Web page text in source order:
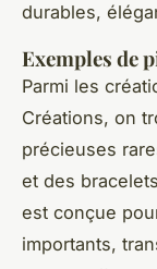
durables,
Exemples de
Parmi les
Créations, on
précieuses
et des
est conçue
importants,